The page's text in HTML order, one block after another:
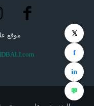
موقع 𝕏
f
in
💬